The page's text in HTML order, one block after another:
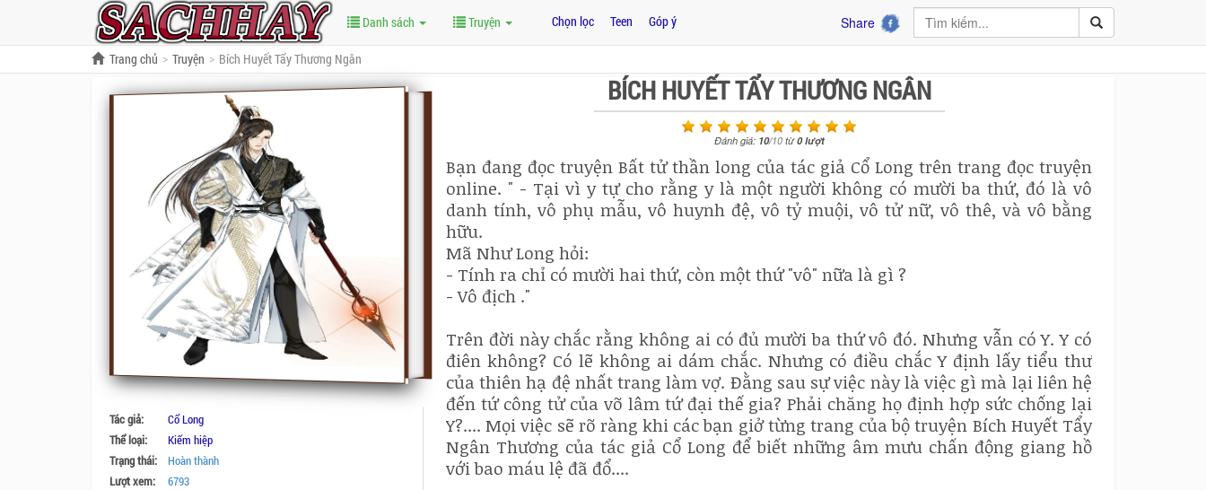
Danh sách Truyện Chọn lọc Teen Góp ý Share
Trang chủ Truyện Bích Huyết Tẩy Thương Ngân
Tác giả:
Cổ Long
Thể loại:
Kiếm hiệp
Trạng thái:
Hoàn thành
Lượt xem:
6793
BÍCH HUYẾT TẨY THƯƠNG NGÂN
Đánh giá: 10/10từ0lượt
Bạn đang đọc truyện Bất tử thần long của tác giả Cổ Long trên trang đọc truyện
online. " - Tại vì y tự cho rằng y là một người không có mười ba thứ, đó là vô
danh tính, vô phụ mẫu, vô huynh đệ, vô tỷ muội, vô tử nữ, vô thê, và vô bằng
hữu.
Mã Như Long hỏi:
- Tính ra chỉ có mười hai thứ, còn một thứ "vô" nữa là gì ?
- Vô địch ."
Trên đời này chắc rằng không ai có đủ mười ba thứ vô đó. Nhưng vẫn có Y. Y có
điên không? Có lẽ không ai dám chắc. Nhưng có điều chắc Y định lấy tiểu thư
của thiên hạ đệ nhất trang làm vợ. Đằng sau sự việc này là việc gì mà lại liên hệ
đến tứ công tử của võ lâm tứ đại thế gia? Phải chăng họ định hợp sức chống lại
Y?.... Mọi việc sẽ rõ ràng khi các bạn giở từng trang của bộ truyện Bích Huyết Tẩy
Ngân Thương của tác giả Cổ Long để biết những âm mưu chấn động giang hồ
với bao máu lệ đã đổ....